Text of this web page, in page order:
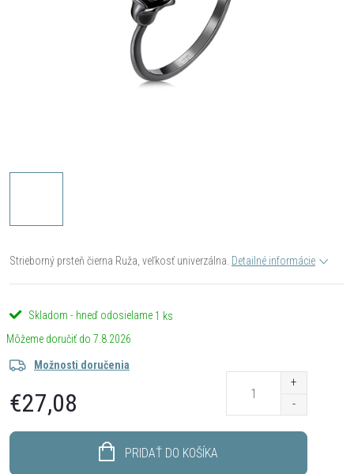
Strieborný prsteň čierna Ruža, veľkosť univerzálna. Detailné informácie
Skladom - hneď odosielame 1 ks
7.8.2026
Možnosti doručenia
€27,08
PRIDAŤ DO KOŠÍKA